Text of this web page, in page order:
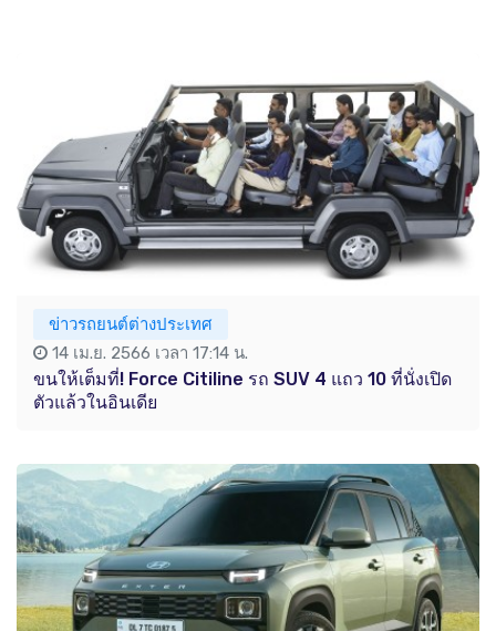
ข่าวรถยนต์ต่างประเทศ
14 เม.ย. 2566 เวลา 17:14 น.
ขนให้เต็มที่! Force Citiline รถ SUV 4 แถว 10 ที่นั่งเปิด
ตัวแล้วในอินเดีย